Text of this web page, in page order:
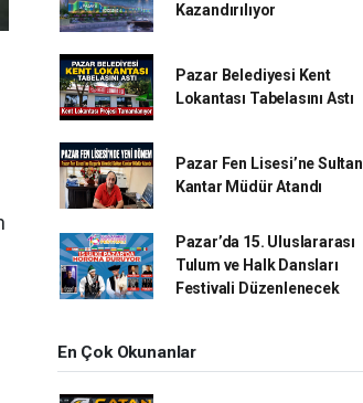
Kazandırılıyor
Pazar Belediyesi Kent
Lokantası Tabelasını Astı
Pazar Fen Lisesi’ne Sultan
Kantar Müdür Atandı
Pazar’da 15. Uluslararası
Tulum ve Halk Dansları
Festivali Düzenlenecek
En Çok Okunanlar